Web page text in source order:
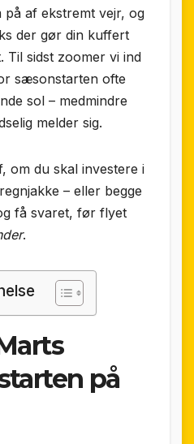
af ekstremt vejr, og
der gør din kuffert
Til sidst zoomer vi ind
sæsonstarten ofte
sol – medmindre
melder sig.
om du skal investere i
– eller begge
få svaret, før flyet
.
på